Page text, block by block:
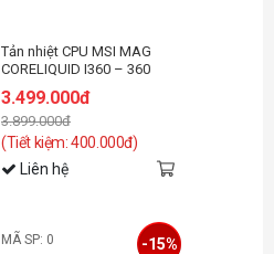
Tản nhiệt CPU MSI MAG
CORELIQUID I360 – 360
3.499.000đ
3.899.000đ
(Tiết kiệm: 400.000đ)
Liên hệ
MÃ SP: 0 -15%